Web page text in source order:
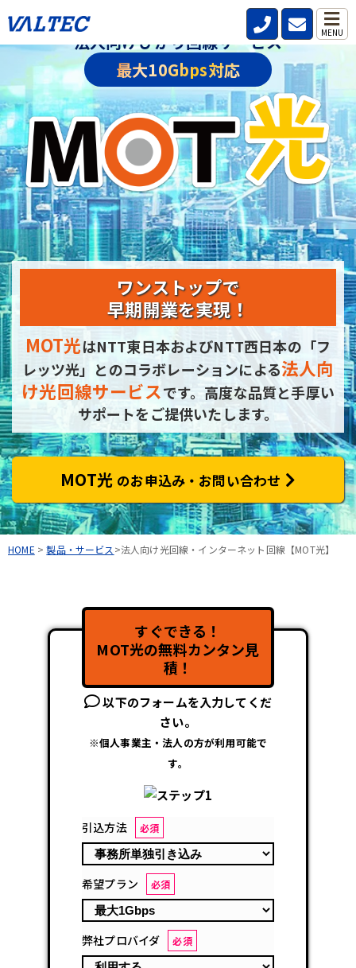
MENU
法人向けひかり回線サービス
最大10Gbps対応
ワンストップで
早期開業を実現！
MOT光はNTT東日本およびNTT西日本の 「フ
レッツ光」とのコラボレーションによる法人向
け光回線サービスです。 高度な品質と手厚い
サポートをご提供いたします。
MOT光 のお申込み・お問い合わせ
HOME >製品・サービス >法人向け光回線・インターネット回線【MOT光】
すぐできる！
MOT光の無料カンタン見
積！
以下のフォームを入力してくだ
さい。
※個人事業主・法人の方が利用可能で
す。
引込方法 必須
希望プラン 必須
弊社プロバイダ 必須